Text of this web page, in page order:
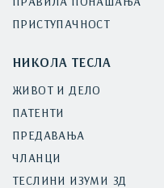
ПРАВИЛА ПОНАШАЊА
ПРИСТУПАЧНОСТ
НИКОЛА ТЕСЛА
ЖИВОТ И ДЕЛО
ПАТЕНТИ
ПРЕДАВАЊА
ЧЛАНЦИ
ТЕСЛИНИ ИЗУМИ 3Д